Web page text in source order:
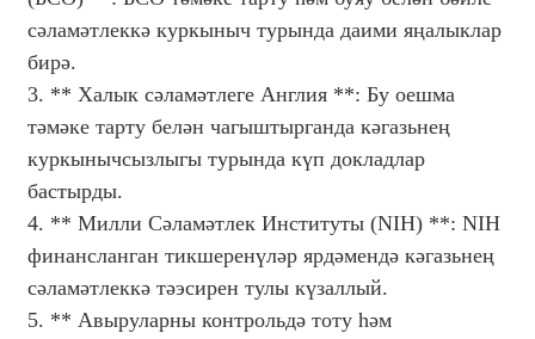
сәламәтлеккә куркыныч турында даими яңалыклар
бирә.
3. ** Халык сәламәтлеге Англия **: Бу оешма
тәмәке тарту белән чагыштырганда кәгазьнең
куркынычсызлыгы турында күп докладлар
бастырды.
4. ** Милли Сәламәтлек Институты (NIH) **: NIH
финансланган тикшеренүләр ярдәмендә кәгазьнең
сәламәтлеккә тәэсирен тулы күзаллый.
5. ** Авыруларны контрольдә тоту һәм